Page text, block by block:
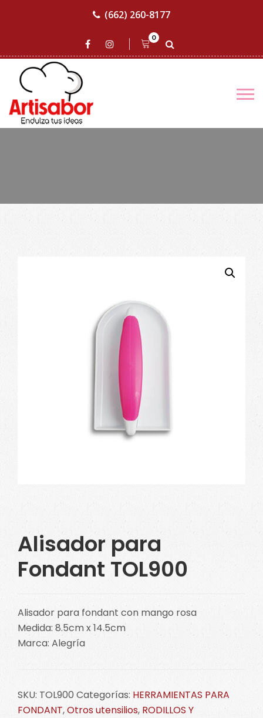
(662) 260-8177
0
Alisador para
Fondant TOL900
Alisador para fondant con mango rosa
Medida: 8.5cm x 14.5cm
Marca: Alegría
SKU: TOL900 Categorías: HERRAMIENTAS PARA
FONDANT,Otros utensilios, RODILLOS Y